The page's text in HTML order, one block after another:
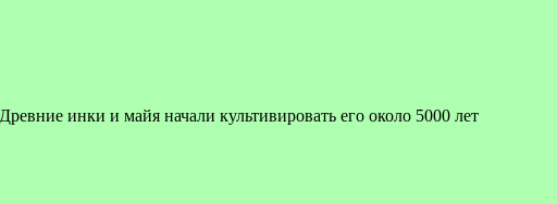
инки и майя начали культивировать его около 5000 лет